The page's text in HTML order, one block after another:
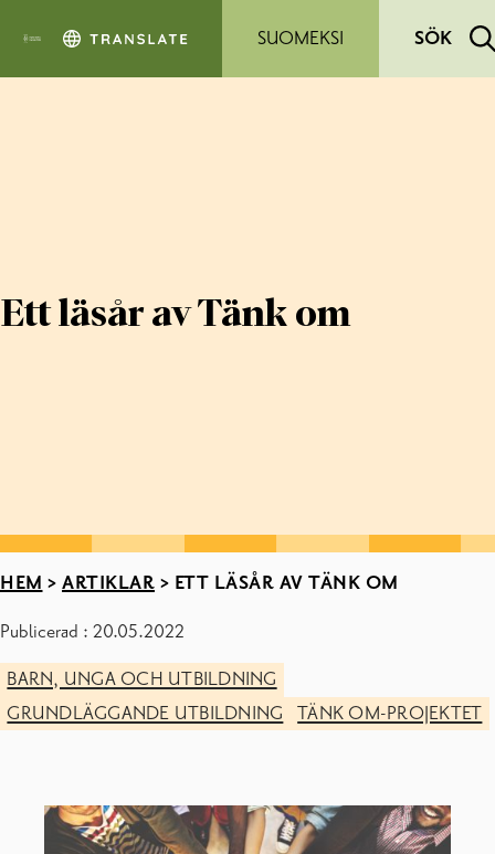
SUOMEKSI
SÖK
Ett läsår av Tänk om
HEM > ARTIKLAR > ETT LÄSÅR AV TÄNK OM
Publicerad : 20.05.2022
BARN, UNGA OCH UTBILDNING
GRUNDLÄGGANDE UTBILDNING
TÄNK OM-PROJEKTET